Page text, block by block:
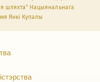
шляхта" Нацыянальнага
Янкі Купалы